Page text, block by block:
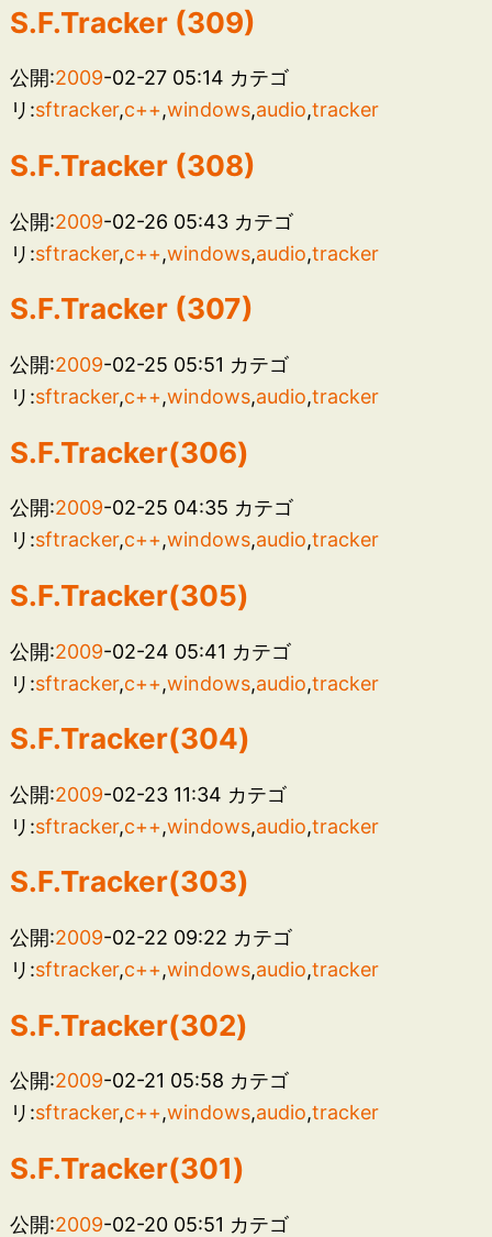
S.F.Tracker (309)
公開:2009-02-27 05:14 カテゴ
リ:sftracker,c++,windows,audio,tracker
S.F.Tracker (308)
公開:2009-02-26 05:43 カテゴ
リ:sftracker,c++,windows,audio,tracker
S.F.Tracker (307)
公開:2009-02-25 05:51 カテゴ
リ:sftracker,c++,windows,audio,tracker
S.F.Tracker(306)
公開:2009-02-25 04:35 カテゴ
リ:sftracker,c++,windows,audio,tracker
S.F.Tracker(305)
公開:2009-02-24 05:41 カテゴ
リ:sftracker,c++,windows,audio,tracker
S.F.Tracker(304)
公開:2009-02-23 11:34 カテゴ
リ:sftracker,c++,windows,audio,tracker
S.F.Tracker(303)
公開:2009-02-22 09:22 カテゴ
リ:sftracker,c++,windows,audio,tracker
S.F.Tracker(302)
公開:2009-02-21 05:58 カテゴ
リ:sftracker,c++,windows,audio,tracker
S.F.Tracker(301)
公開:2009-02-20 05:51 カテゴ